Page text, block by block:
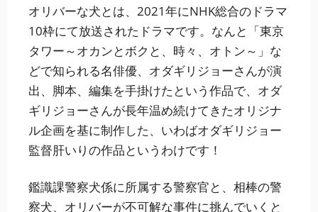
オリバーな犬とは、2021年にNHK総合のドラマ
10枠にて放送されたドラマです。なんと「東京
タワー～オカンとボクと、時々、オトン～」な
どで知られる名俳優、オダギリジョーさんが演
出、脚本、編集を手掛けたという作品で、オダ
ギリジョーさんが長年温め続けてきたオリジナ
ル企画を基に制作した、いわばオダギリジョー
監督肝いりの作品というわけです！
鑑識課警察犬係に所属する警察官と、相棒の警
察犬、オリバーが不可解な事件に挑んでいくと